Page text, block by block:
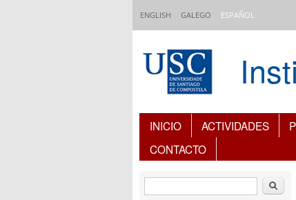
ENGLISH GALEGO ESPAÑOL
Índice de
INICIO ACTIVIDADES
CONTACTO
Buscar